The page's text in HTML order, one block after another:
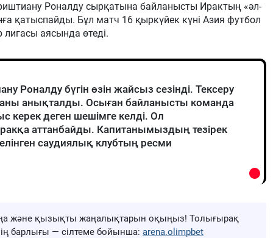
Роналду сырқатына байланысты Ирактың «әл-
қатыспайды. Бұл матч 16 қыркүйек күні Азия футбол
аясында өтеді.
Роналду бүгін өзін жайсыз сезінді. Тексеру
анықталды. Осыған байланысты команда
керек деген шешімге келді. Ол
аттанбайды. Капитанымыздың тезірек
саудиялық клубтың ресми
және қызықты жаңалықтарын оқыңыз! Толығырақ
барлығы — сілтеме бойынша: arena.olimpbet